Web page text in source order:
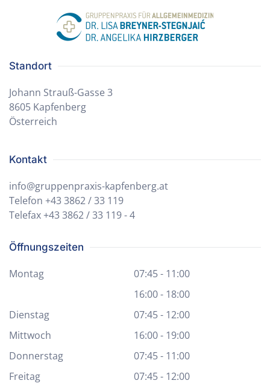
Standort
Johann Strauß-Gasse 3
8605 Kapfenberg
Österreich
Kontakt
info@gruppenpraxis-kapfenberg.at
Telefon +43 3862 / 33 119
Telefax+43 3862 / 33 119 - 4
Öffnungszeiten
Montag
07:45 - 11:00
16:00 - 18:00
Dienstag
07:45 - 12:00
Mittwoch
16:00 - 19:00
Donnerstag
07:45 - 11:00
Freitag
07:45 - 12:00